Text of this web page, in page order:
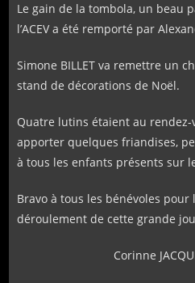
Le gain de la tombola, un beau
l’ACEV a été remporté par
Simone BILLET va remettre un
stand de décorations de Noël.
Quatre lutins étaient au
apporter quelques friandises,
à tous les enfants présents sur
Bravo à tous les bénévoles
déroulement de cette grande
Corinne